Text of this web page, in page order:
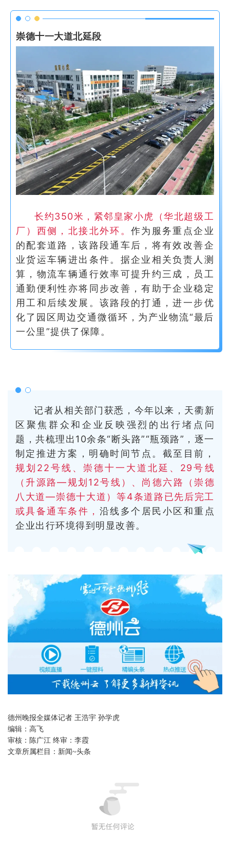
崇德十一大道北延段
长约350米，紧邻皇家小虎（华北超级工
厂）西侧，北接北外环。 作为服务重点企业
的配套道路，该路段通车后，将有效改善企
业货运车辆进出条件。据企业相关负责人测
算，物流车辆通行效率可提升约三成，员工
通勤便利性亦将同步改善，有助于企业稳定
用工和后续发展。该路段的打通，进一步优
化了园区周边交通微循环，为产业物流“最后
一公里”提供了保障。
记者从相关部门获悉，今年以来，天衢新
区聚焦群众和企业反映强烈的出行堵点问
题，共梳理出10余条“断头路”“瓶颈路”，逐一
制定推进方案，明确时间节点。截至目前，
规划22号线、崇德十一大道北延、29号线
（升源路—规划12号线）、尚德六路（崇德
八大道—崇德十大道）等4条道路已先后完工
或具备通车条件， 沿线多个居民小区和重点
企业出行环境得到明显改善。
德州晚报全媒体记者 王浩宇 孙学虎
编辑： 高飞
审核： 陈广江 终审：李霞
文章所属栏目： 新闻~头条